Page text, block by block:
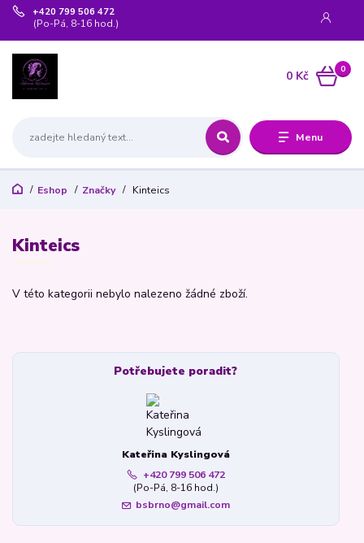
Menu
+420 799 506 472
(Po-Pá, 8-16 hod.)
0
0 Kč
Eshop Značky Kinteics
Kinteics
V této kategorii nebylo nalezeno žádné zboží.
Potřebujete poradit?
Kateřina Kyslingová
+420 799 506 472
(Po-Pá, 8-16 hod.)
bsbrno@gmail.com